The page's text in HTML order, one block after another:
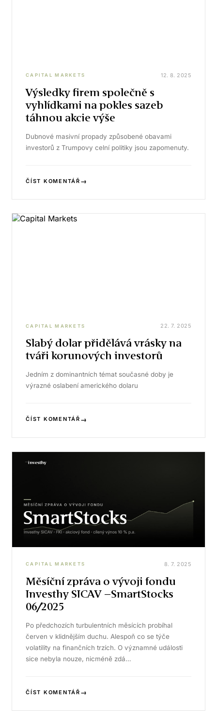
CAPITAL MARKETS 12. 8. 2025
Výsledky firem společně s
vyhlídkami na pokles sazeb
táhnou akcie výše
Dubnové masivní propady způsobené obavami
investorů z Trumpovy celní politiky jsou zapomenuty.
ČÍST KOMENTÁŘ →
CAPITAL MARKETS 22. 7. 2025
Slabý dolar přidělává vrásky na
tváři korunových investorů
Jedním z dominantních témat současné doby je
výrazné oslabení amerického dolaru
ČÍST KOMENTÁŘ →
CAPITAL MARKETS 8. 7. 2025
Měsíční zpráva o vývoji fondu
Investhy SICAV –SmartStocks
06/2025
Po předchozích turbulentních měsících probíhal
červen v klidnějším duchu. Alespoň co se týče
volatility na finančních trzích. O významné události
sice nebyla nouze, nicméně zdá…
ČÍST KOMENTÁŘ →